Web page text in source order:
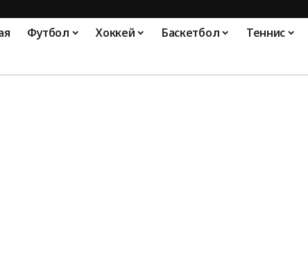
Футбол Хоккей Баскетбол Теннис